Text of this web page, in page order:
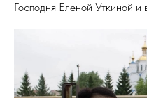
Господня Еленой Уткиной